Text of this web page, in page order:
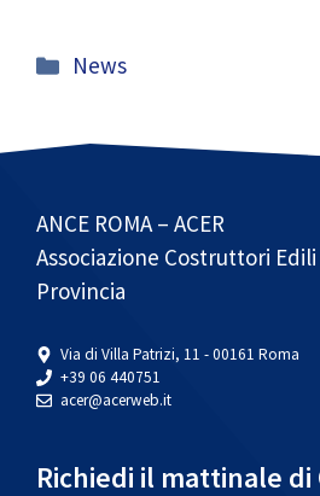
Categorie
News
ANCE ROMA – ACER
Associazione Costruttori Edili
Provincia
Via di Villa Patrizi, 11 - 00161 Roma
+39 06 440751
acer@acerweb.it
Richiedi il mattinale di